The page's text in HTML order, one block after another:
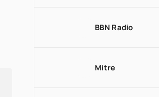
BBN Radio
Mitre